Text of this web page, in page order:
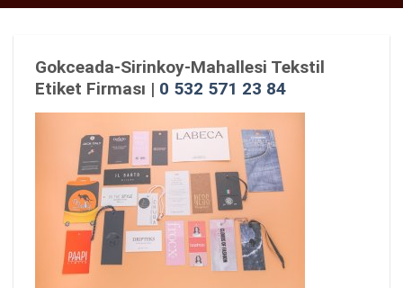
Gokceada-Sirinkoy-Mahallesi Tekstil
Etiket Firması | 0 532 571 23 84